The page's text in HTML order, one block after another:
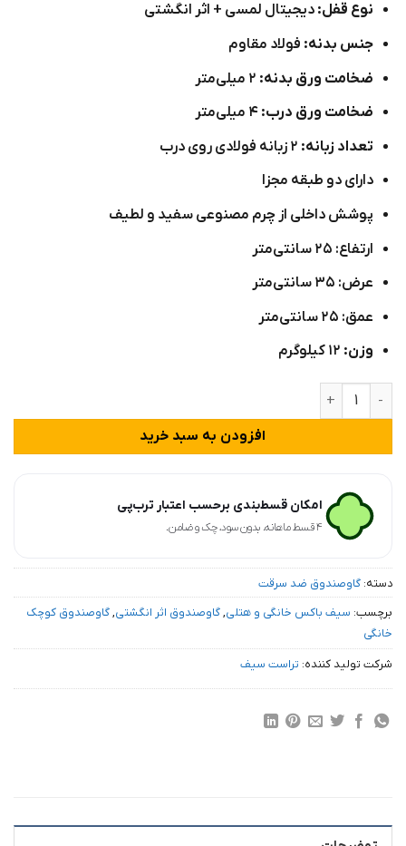
مشتری
نوع قفل: دیجیتال لمسی + اثر انگشتی
جنس بدنه: فولاد مقاوم
ضخامت ورق بدنه:
ضخامت ورق درب:
تعداد زبانه:
دارای دو طبقه مجزا
پوشش داخلی از چرم مصنوعی سفید و لطیف
ارتفاع: ۲۵ سانتی‌متر
عرض: ۳۵ سانتی‌متر
عمق: ۲۵ سانتی‌متر
وزن:
گاوصندوق امن خانگی مدل 25CF-PRO عدد
افزودن به سبد خرید
امکان قسط‌بندی برحسب اعتبار ترب‌پی
۴ قسط ماهانه. بدون سود، چک و ضامن.
دسته: گاوصندوق ضد سرقت
برچسب: سیف باکس خانگی و هتلی,گاوصندوق اثر انگشتی,گاوصندوق کوچک
خانگی
شرکت تولید کننده: تراست سیف